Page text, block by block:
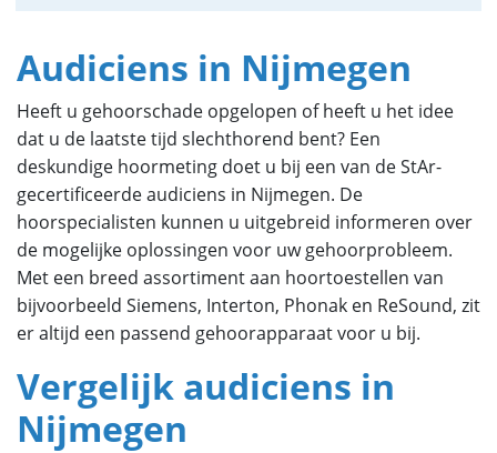
Audiciens in Nijmegen
Heeft u gehoorschade opgelopen of heeft u het idee
dat u de laatste tijd slechthorend bent? Een
deskundige hoormeting doet u bij een van de StAr-
gecertificeerde audiciens in Nijmegen. De
hoorspecialisten kunnen u uitgebreid informeren over
de mogelijke oplossingen voor uw gehoorprobleem.
Met een breed assortiment aan hoortoestellen van
bijvoorbeeld Siemens, Interton, Phonak en ReSound, zit
er altijd een passend gehoorapparaat voor u bij.
Vergelijk audiciens in
Nijmegen